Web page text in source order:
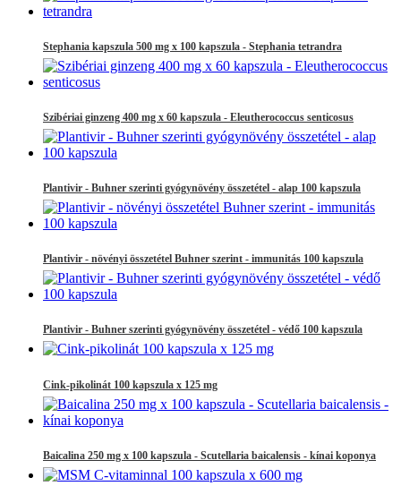
Stephania kapszula 500 mg x 100 kapszula - Stephania tetrandra
Szibériai ginzeng 400 mg x 60 kapszula - Eleutherococcus senticosus
Plantivir - Buhner szerinti gyógynövény összetétel - alap 100 kapszula
Plantivir - növényi összetétel Buhner szerint - immunitás 100 kapszula
Plantivir - Buhner szerinti gyógynövény összetétel - védő 100 kapszula
Cink-pikolinát 100 kapszula x 125 mg
Baicalina 250 mg x 100 kapszula - Scutellaria baicalensis - kínai koponya